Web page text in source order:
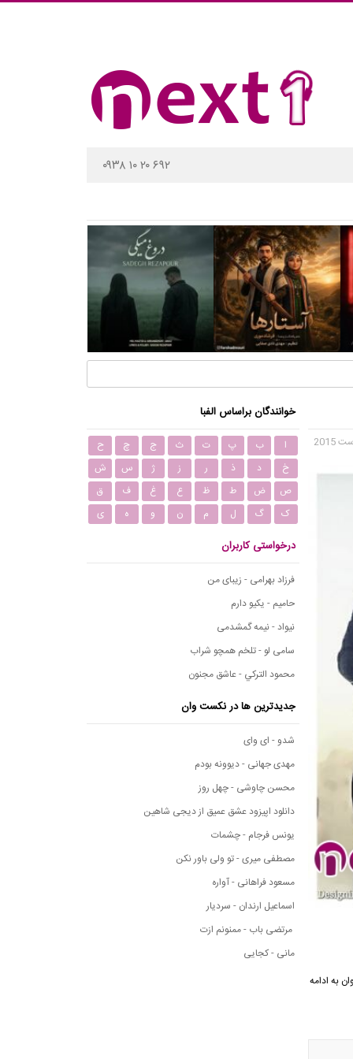
۰۹۳۸ ۱۰ ۲۰ ۶۹۲
وان به ادامه
خوانندگان براساس الفبا
ا ب پ ت ث ج چ
ح
خ
د ذ ر ز ژ س
ش
ص
ض ط ظ ع غ ف
ق
ک
گ ل م ن و ه ی
درخواستی کاربران
فرزاد بهرامی - زیبای من
حامیم - یکیو دارم
نیواد - نیمه گمشدمی
سامی لو - تلخم همچو شراب
محمود التركي - عاشق مجنون
جدیدترین ها در نکست وان
شدو - ای وای
مهدی جهانی - دیوونه بودم
محسن چاوشی - چهل روز
دانلود اپیزود عشق عمیق از دیجی شاهین
یونس فرجام - چشمات
مصطفی میری - تو ولی باور نکن
مسعود فراهانی - آواره
اسماعیل ارندان - سردیار
مرتضی باب - ممنونم ازت
مانی - کجایی